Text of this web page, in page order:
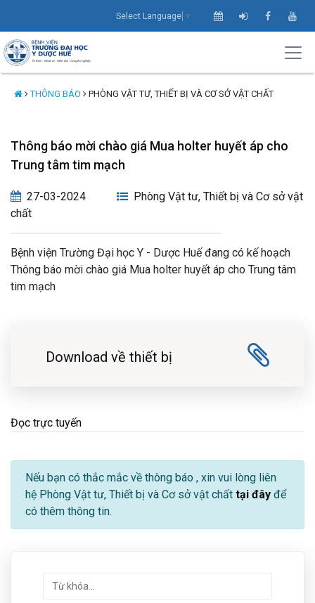
Select Language ▼
THÔNG BÁO PHÒNG VẬT TƯ, THIẾT BỊ VÀ CƠ SỞ VẬT CHẤT
Thông báo mời chào giá Mua holter huyết áp cho
Trung tâm tim mạch
27-03-2024
Phòng Vật tư, Thiết bị và Cơ sở vật
chất
Bệnh viện Trường Đại học Y - Dược Huế đang có kế hoạch
Thông báo mời chào giá Mua holter huyết áp cho Trung tâm
tim mạch
Download về thiết bị
Đọc trực tuyến
Nếu bạn có thắc mắc về thông báo , xin vui lòng liên
hệ Phòng Vật tư, Thiết bị và Cơ sở vật chất tại đây để
có thêm thông tin.